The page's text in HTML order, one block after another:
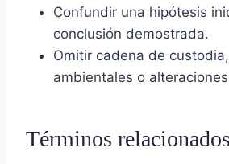
Confundir una hipótesis
conclusión demostrada.
Omitir cadena de
ambientales o
Términos relacionados